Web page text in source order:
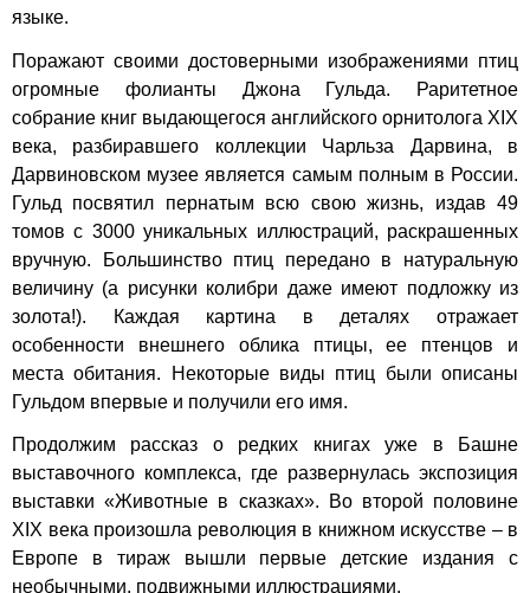
языке.
Поражают своими достоверными изображениями птиц
огромные фолианты Джона Гульда. Раритетное
собрание книг выдающегося английского орнитолога XIX
века, разбиравшего коллекции Чарльза Дарвина, в
Дарвиновском музее является самым полным в России.
Гульд посвятил пернатым всю свою жизнь, издав 49
томов с 3000 уникальных иллюстраций, раскрашенных
вручную. Большинство птиц передано в натуральную
величину (а рисунки колибри даже имеют подложку из
золота!). Каждая картина в деталях отражает
особенности внешнего облика птицы, ее птенцов и
места обитания. Некоторые виды птиц были описаны
Гульдом впервые и получили его имя.
Продолжим рассказ о редких книгах уже в Башне
выставочного комплекса, где развернулась экспозиция
выставки «Животные в сказках». Во второй половине
XIX века произошла революция в книжном искусстве – в
Европе в тираж вышли первые детские издания с
необычными, подвижными иллюстрациями.